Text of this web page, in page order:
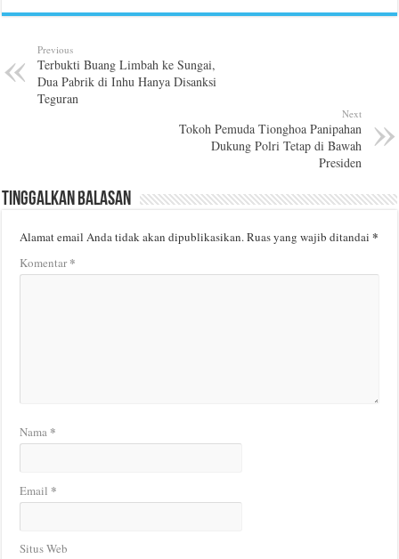
Previous
Terbukti Buang Limbah ke Sungai,
Dua Pabrik di Inhu Hanya Disanksi
Teguran
Next
Tokoh Pemuda Tionghoa Panipahan
Dukung Polri Tetap di Bawah
Presiden
Tinggalkan Balasan
Alamat email Anda tidak akan dipublikasikan.Ruas yang wajib ditandai*
Komentar*
Nama *
Email *
Situs Web